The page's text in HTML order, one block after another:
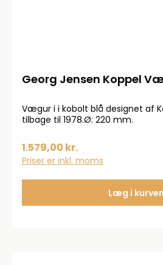
Georg Jensen Koppel
Vægur i i kobolt blå designet af
tilbage til 1978.Ø: 220 mm.
1.579,00 kr.
Priser er inkl. moms
Læg i kurven